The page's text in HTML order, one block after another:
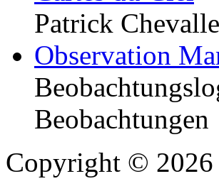
Patrick
Observation
Beobachtungen
Copyright © 2026